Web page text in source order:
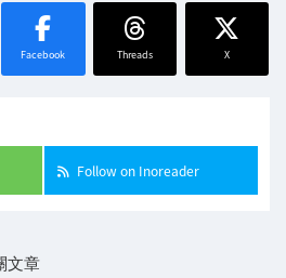
Facebook Threads X
Follow on Inoreader
文章